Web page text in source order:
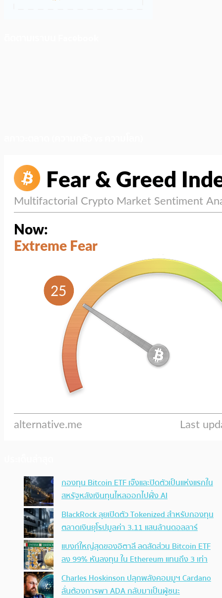
กองทุน Bitcoin ETF เจ๊งและปิดตัวเป็นแห่งแรกใน
สหรัฐหลังเงินทุนไหลออกไปฝั่ง AI
BlackRock ลุยเปิดตัว Tokenized สำหรับกองทุน
ตลาดเงินยุโรปมูลค่า 3.11 แสนล้านดอลลาร์
แบงก์ใหญ่สุดของอิตาลี ลดสัดส่วน Bitcoin ETF
ลง 99% หันลงทุน ใน Ethereum แทนถึง 3 เท่า
Charles Hoskinson ปลุกพลังคอมมูฯ Cardano
ลั่นต้องการพา ADA กลับมาเป็นผู้ชนะ